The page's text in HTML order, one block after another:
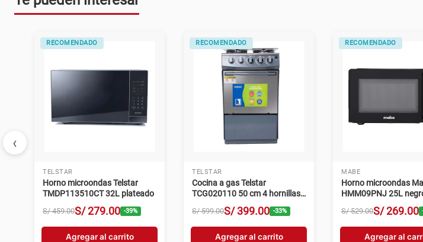
‹
RECOMENDADO
TELSTAR
Horno microondas Telstar
TMDP113510CT 32L plateado
S/ 459.00S/ 279.00 -39%
Agregar al carrito
RECOMENDADO
TELSTAR
Cocina a gas Telstar
TCG020110 50 cm 4 hornillas
S/ 599.00S/ 399.00 -33%
Agregar al carrito
RECOMENDADO
MABE
Horno microondas
HMM09PNJ 25L
S/ 529.00S/ 269.00
Agregar al